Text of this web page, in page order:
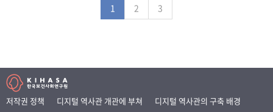
1 2 3
저작권 정책 디지털 역사관 개관에 부쳐
디지털 역사관의 구축 배경